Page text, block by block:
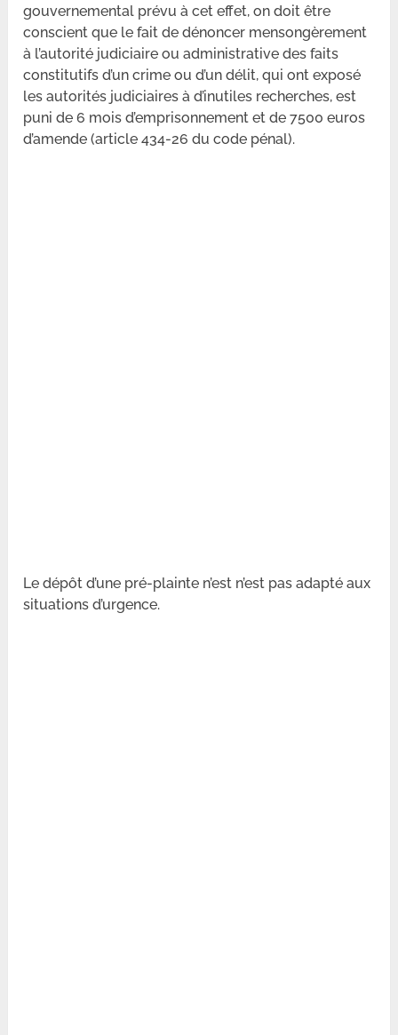
gouvernemental prévu à cet effet, on doit être
conscient que le fait de dénoncer mensongèrement
à l’autorité judiciaire ou administrative des faits
constitutifs d’un crime ou d’un délit, qui ont exposé
les autorités judiciaires à d’inutiles recherches, est
puni de 6 mois d’emprisonnement et de 7500 euros
d’amende (article 434-26 du code pénal).
Le dépôt d’une pré-plainte n’est n’est pas adapté aux
situations d’urgence.